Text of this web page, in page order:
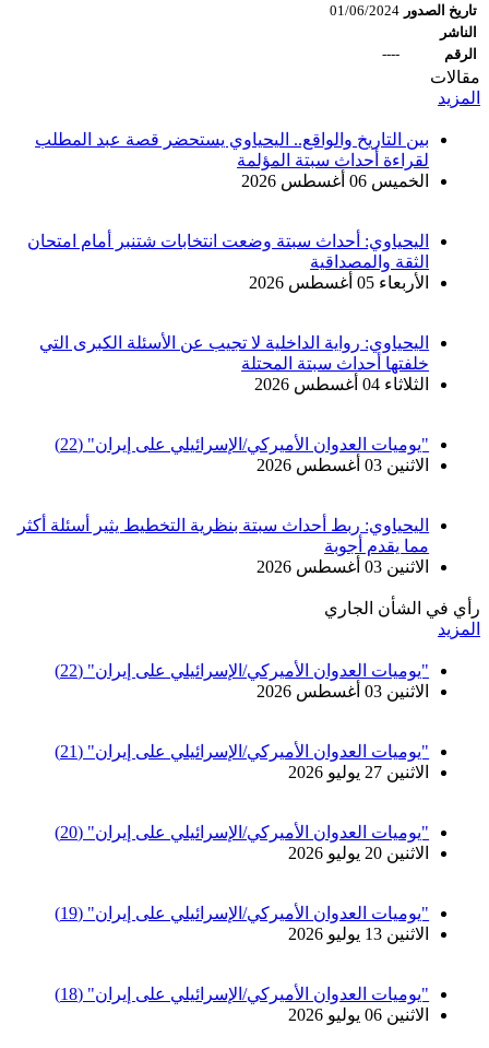
تاريخ الصدور 01/06/2024
الناشر
الرقم
----
مقالات
المزيد
بين التاريخ والواقع.. اليحياوي يستحضر قصة عبد المطلب
لقراءة أحداث سبتة المؤلمة
الخميس 06 أغسطس 2026
اليحياوي: أحداث سبتة وضعت انتخابات شتنبر أمام امتحان
الثقة والمصداقية
الأربعاء 05 أغسطس 2026
اليحياوي: رواية الداخلية لا تجيب عن الأسئلة الكبرى التي
خلفتها أحداث سبتة المحتلة
الثلاثاء 04 أغسطس 2026
"يوميات العدوان الأميركي/الإسرائيلي على إيران" (22)
الاثنين 03 أغسطس 2026
اليحياوي: ربط أحداث سبتة بنظرية التخطيط يثير أسئلة أكثر
مما يقدم أجوبة
الاثنين 03 أغسطس 2026
رأي في الشأن الجاري
المزيد
"يوميات العدوان الأميركي/الإسرائيلي على إيران" (22)
الاثنين 03 أغسطس 2026
"يوميات العدوان الأميركي/الإسرائيلي على إيران" (21)
الاثنين 27 يوليو 2026
"يوميات العدوان الأميركي/الإسرائيلي على إيران" (20)
الاثنين 20 يوليو 2026
"يوميات العدوان الأميركي/الإسرائيلي على إيران" (19)
الاثنين 13 يوليو 2026
"يوميات العدوان الأميركي/الإسرائيلي على إيران" (18)
الاثنين 06 يوليو 2026